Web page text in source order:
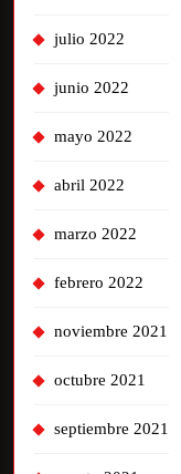
julio 2022
junio 2022
mayo 2022
abril 2022
marzo 2022
febrero 2022
noviembre 2021
octubre 2021
septiembre 2021